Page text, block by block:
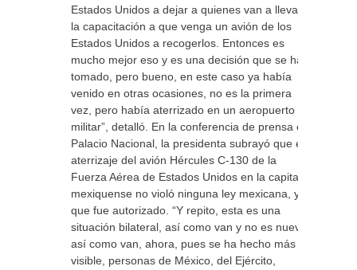
Estados Unidos a dejar a quienes van a llevar
la capacitación a que venga un avión de los
Estados Unidos a recogerlos. Entonces es
mucho mejor eso y es una decisión que se ha
tomado, pero bueno, en este caso ya había
venido en otras ocasiones, no es la primera
vez, pero había aterrizado en un aeropuerto
militar”, detalló. En la conferencia de prensa en
Palacio Nacional, la presidenta subrayó que el
aterrizaje del avión Hércules C-130 de la
Fuerza Aérea de Estados Unidos en la capital
mexiquense no violó ninguna ley mexicana, ya
que fue autorizado. “Y repito, esta es una
situación bilateral, así como van y no es nueva,
así como van, ahora, pues se ha hecho más
visible, personas de México, del Ejército,